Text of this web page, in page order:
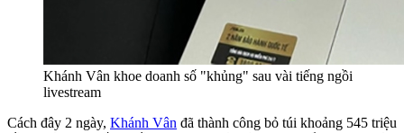
Khánh Vân khoe doanh số "khủng" sau vài tiếng ngồi
livestream
Cách đây 2 ngày, Khánh Vân đã thành công bỏ túi khoảng 545 triệu